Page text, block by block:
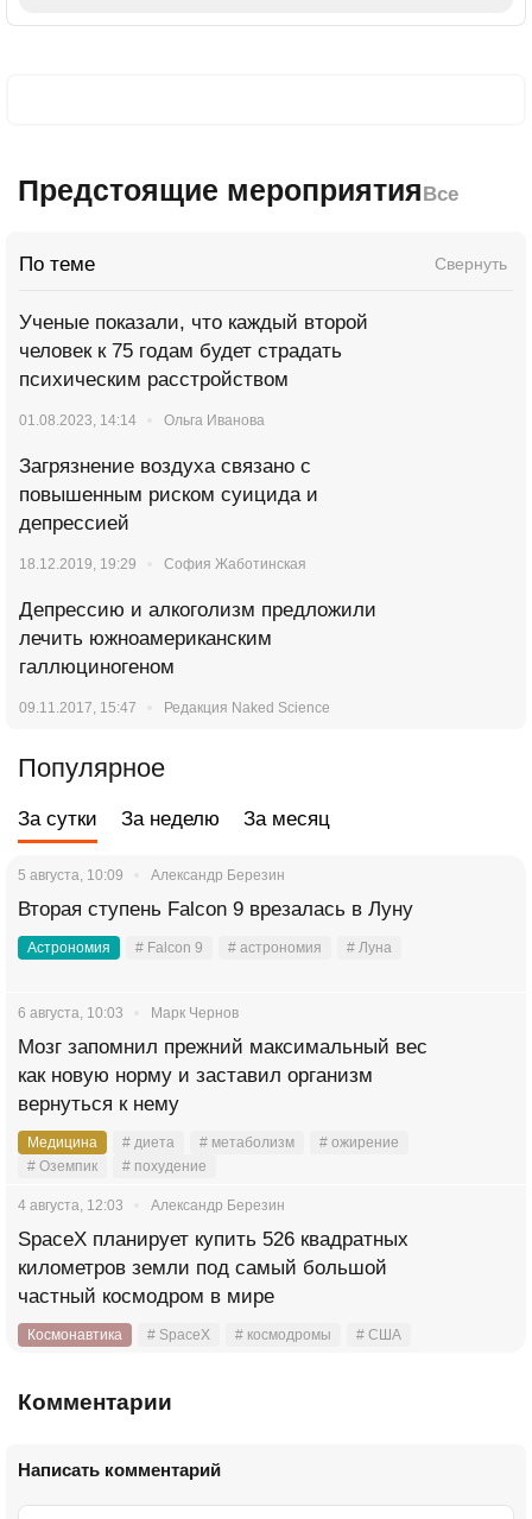
Предстоящие мероприятияВсе
По теме Свернуть
Ученые показали, что каждый второй
человек к 75 годам будет страдать
психическим расстройством
01.08.2023, 14:14 Ольга Иванова
Загрязнение воздуха связано с
повышенным риском суицида и
депрессией
18.12.2019, 19:29 София Жаботинская
Депрессию и алкоголизм предложили
лечить южноамериканским
галлюциногеном
09.11.2017, 15:47 Редакция Naked Science
Популярное
За сутки За неделю За месяц
5 августа, 10:09 Александр Березин
Вторая ступень Falcon 9 врезалась в Луну
Астрономия # Falcon 9 # астрономия # Луна
6 августа, 10:03 Марк Чернов
Мозг запомнил прежний максимальный вес
как новую норму и заставил организм
вернуться к нему
Медицина # диета # метаболизм
# ожирение
# Оземпик
# похудение
4 августа, 12:03 Александр Березин
SpaceX планирует купить 526 квадратных
километров земли под самый большой
частный космодром в мире
Космонавтика # SpaceX # космодромы # США
Комментарии
Написать комментарий